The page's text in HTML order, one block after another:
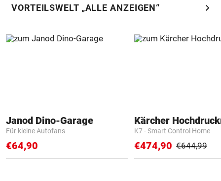
VORTEILSWELT „ALLE ANZEIGEN“ chevron_right
Janod Dino-Garage
Für kleine Autofans
€64,90
Kärcher
K7 - Smart Control Home
€474,90 €644,99